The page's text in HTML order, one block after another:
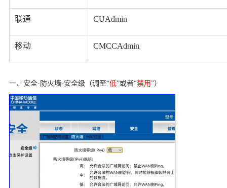
联通 CUAdmin
移动 CMCCAdmin
一、安全-防火墙-安全级（调至“低”或者“禁用”）